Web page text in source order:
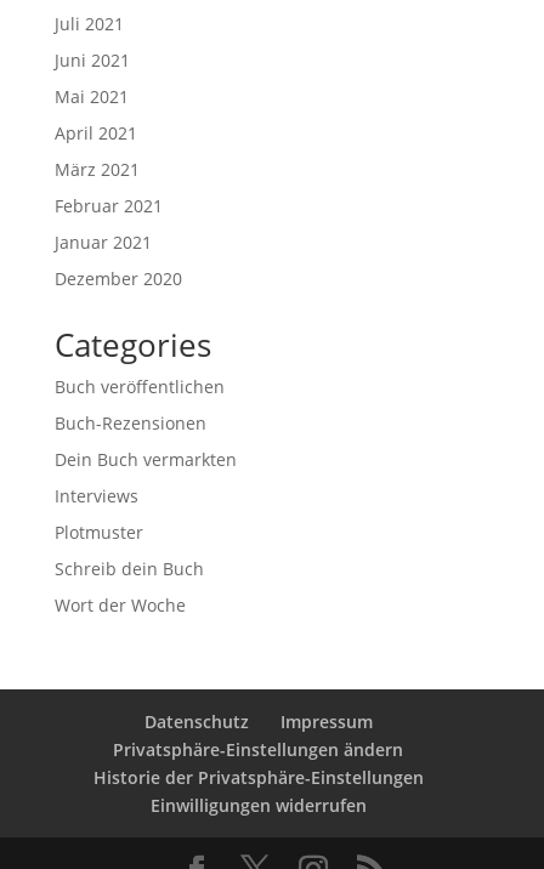
Juli 2021
Juni 2021
Mai 2021
April 2021
März 2021
Februar 2021
Januar 2021
Dezember 2020
Categories
Buch veröffentlichen
Buch-Rezensionen
Dein Buch vermarkten
Interviews
Plotmuster
Schreib dein Buch
Wort der Woche
Datenschutz
Impressum
Privatsphäre-Einstellungen ändern
Historie der Privatsphäre-Einstellungen
Einwilligungen widerrufen